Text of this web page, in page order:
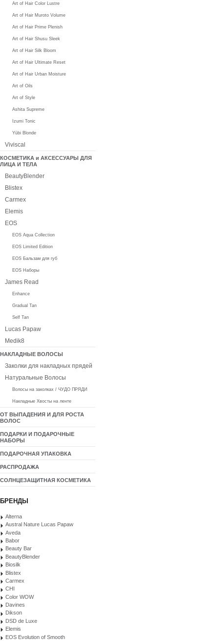
Art of Hair Color Lustre
Art of Hair Muroto Volume
Art of Hair Prime Plenish
Art of Hair Shusu Sleek
Art of Hair Silk Bloom
Art of Hair Ultimate Reset
Art of Hair Urban Moisture
Art of Oils
Art of Style
Ashita Supreme
Izumi Tonic
Yūbi Blonde
Viviscal
КОСМЕТИКА и АКСЕССУАРЫ ДЛЯ
ЛИЦА И ТЕЛА
BeautyBlender
Blistex
Carmex
Elemis
EOS
EOS Aqua Collection
EOS Limited Edition
EOS Бальзам для губ
EOS Наборы
James Read
Enhance
Gradual Tan
Self Tan
Lucas Papaw
Medik8
НАКЛАДНЫЕ ВОЛОСЫ
Заколки для накладных прядей
Натуральные Волосы
Волосы на заколках / ЧУДО ПРЯДИ
Накладные Хвосты на ленте
ОТ ВЫПАДЕНИЯ И ДЛЯ РОСТА
ВОЛОС
ПОДАРКИ И ПОДАРОЧНЫЕ
НАБОРЫ
ПОДАРОЧНАЯ УПАКОВКА
РАСПРОДАЖА
СОЛНЦЕЗАЩИТНАЯ КОСМЕТИКА
БРЕНДЫ
Alterna
Austral Nature Lucas Papaw
Aveda
Babor
Beauty Bar
BeautyBlender
Biosilk
Blistex
Carmex
CHI
Color WOW
Davines
Dikson
DSD de Luxe
Elemis
EOS Evolution of Smooth